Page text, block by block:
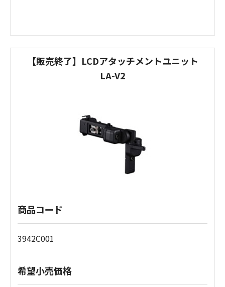
【販売終了】LCDアタッチメントユニット
LA-V2
商品コード
3942C001
希望小売価格